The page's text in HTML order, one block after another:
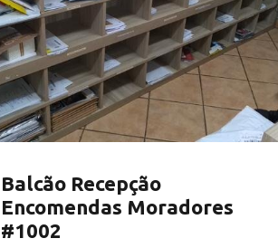
Balcão Recepção
Encomendas Moradores
#1002